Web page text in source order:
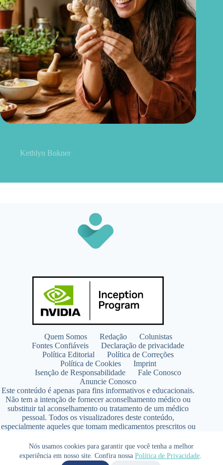
Nós usamos cookies para garantir que você tenha a melhor
experiência em nosso site. Confira nossa Política de Privacidade.
Kethlyn Bukner
Quem Somos Redação
Colunistas
Fontes Confiáveis
Declaração de privacidade
Política Editorial
Política de Correções
Política de Cookies
Imprint
Isenção de Responsabilidade
Fale Conosco
Anuncie Conosco
Este conteúdo é apenas para fins informativos e educacionais.
Não tem a intenção de fornecer aconselhamento médico ou
substituir tal aconselhamento ou tratamento de um médico
pessoal. Todos os visualizadores deste conteúdo,
especialmente aqueles que tomam medicamentos prescritos ou
qualquer programa de nutrição, suplementação ou estilo de
vida.